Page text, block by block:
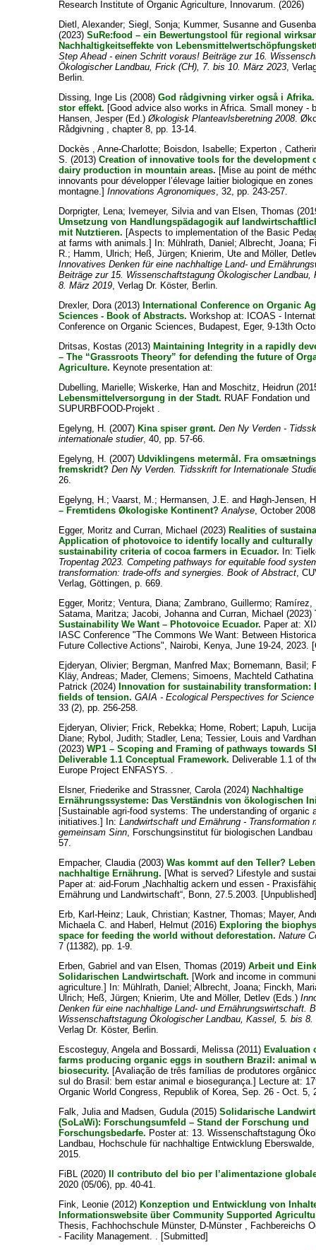
Research Institute of Organic Agriculture, Innovarum. (2026)
Dietl, Alexander;Siegl, Sonja; Kummer, Susanne and
(2023)SuRe:food – ein Bewertungstool für regional
Nachhaltigkeitseffekte von
Step Ahead - einen Schritt voraus! Beiträge zur 16.
Ökologischer Landbau, Frick (CH), 7. bis 10. März 2023,
Berlin.
Dissing, Inge Lis (2008)God rådgivning virker også i Afrika.
stor effekt. [Good advice also works in Africa. Small money -
Hansen, Jesper(Ed.)Økologisk Planteavlsberetning 2008.
Rådgivning , chapter 8, pp. 13-14.
Dockès , Anne-Charlotte; Boisdon, Isabelle; Experton ,
S. (2013)Creation of innovative tools for the development
dairy production in mountain areas. [Mise au point de
innovants pour développer l’élevage laitier biologique en
montagne.]Innovations Agronomiques, 32, pp. 243-257.
Dorprigter, Lena; Ivemeyer, Silviaandvan Elsen, Thomas
Umsetzung von Handlungspädagogik auf
mit Nutztieren. [Aspects to implementation of the Basic
at farms with animals.] In: Mühlrath, Daniel ;Albrecht, Joana;
R.; Hamm, Ulrich; Heß, Jürgen; Knierim, Ute and Möller,
Innovatives Denken für eine nachhaltige Land- und
Beiträge zur 15. Wissenschaftstagung Ökologischer Landbau,
8. März 2019, Verlag Dr. Köster, Berlin.
Drexler, Dora(2013) International Conference on Organic
Sciences - Book of Abstracts. Workshop at: ICOAS -
Conference on Organic Sciences, Budapest, Eger, 9-13th
Dritsas, Kostas (2013) Maintaining Integrity in a rapidly
– The “Grassroots Theory” for defending the future of
Agriculture. Keynote presentation at:
Dubelling, Marielle;Wiskerke, Han and Moschitz, Heidrun
Lebensmittelversorgung in der Stadt. RUAF Fondation und
SUPURBFOOD-Projekt .
Egelyng, H. (2007) Kina spiser grønt. Den Ny Verden -
internationale studier, 40, pp. 57-66.
Egelyng, H. (2007)Udviklingens metermål. Fra
fremskridt? Den Ny Verden. Tidsskrift for Internationale
26.
Egelyng, H.;Vaarst, M.; Hermansen, J.E. and Høgh-Jensen,
– Fremtidens Økologiske Kontinent? Analyse, October
Egger, Moritz andCurran, Michael (2023) Realities of
Application of photovoice to identify locally and culturally
sustainability criteria of cocoa farmers in Ecuador. In:
Tropentag 2023. Competing pathways for equitable food
transformation: trade-offs and synergies. Book of Abstract,
Verlag, Göttingen, p. 669.
Egger, Moritz;Ventura, Diana;Zambrano, Guillermo; Ramírez,
Satama, Maritza;Jacobi, JohannaandCurran, Michael (2023)
Sustainability We Want – Photovoice Ecuador. Paper at:
IASC Conference "The Commons We Want: Between
Future Collective Actions", Nairobi, Kenya, June 19-24, 2023.
Ejderyan, Olivier; Bergman, Manfred Max; Bornemann, Basil ;
Kläy, Andreas; Mader, Clemens;Simoens, Machteld Cathatina
Patrick (2024) Innovation for sustainability transformation:
fields of tension. GAIA - Ecological Perspectives for
33 (2), pp. 256-258.
Ejderyan, Olivier; Frick, Rebekka; Home, Robert; Lapuh, Lucija
Diane; Rybol, Judith;Stadler, Lena;Tessier, Louis and
(2023)WP1 – Scoping and Framing of pathways towards
Deliverable 1.1 Conceptual Framework. Deliverable 1.1 of
Europe Project ENFASYS. .
Elsner, Friederike andStrassner, Carola(2024) Nachhaltige
Ernährungssysteme: Das Verständnis von ökologischen
[Sustainable agri-food systems: The understanding of organic
initiatives.] In:Landwirtschaft und Ernährung - Transformation
gemeinsam Sinn, Forschungsinstitut für biologischen Landbau
57.
Empacher, Claudia(2003)Was kommt auf den Teller?
nachhaltige Ernährung. [What is served? Lifestyle and
Paper at: aid-Forum „Nachhaltig ackern und essen -
Ernährung und Landwirtschaft“, Bonn, 27.5.2003.
Erb, Karl-Heinz; Lauk, Christian; Kastner, Thomas; Mayer,
Michaela C. and Haberl, Helmut (2016) Exploring the
space for feeding the world without deforestation. Nature
7 (11382), pp. 1-9.
Erben, Gabriel andvan Elsen, Thomas (2019)Arbeit und
Solidarischen Landwirtschaft. [Work and income in
agriculture.] In: Mühlrath, Daniel ;Albrecht, Joana; Finckh,
Ulrich; Heß, Jürgen; Knierim, Ute and Möller, Detlev (Eds.)
Denken für eine nachhaltige Land- und Ernährungswirtschaft.
Wissenschaftstagung Ökologischer Landbau, Kassel, 5. bis 8.
Verlag Dr. Köster, Berlin.
Escosteguy, Angelaand Bossardi, Melissa(2011) Evaluation
farms producing organic eggs in southern Brazil: animal
biosecurity. [Avaliação de três famílias de produtores
sul do Brasil: bem estar animal e biosegurança.] Lecture at:
Organic World Congress, Republik of Korea, Sep. 26 - Oct. 5,
Falk, Juliaand Madsen, Gudula(2015)Solidarische
(SoLaWi): Forschungsumfeld – Stand der Forschung und
Forschungsbedarfe. Poster at: 13. Wissenschaftstagung
Landbau, Hochschule für nachhaltige Entwicklung
2015.
FiBL (2020)
Il contributo del bio per l’alimentazione
2020 (05/06), pp. 40-41.
Fink, Leonie (2012) Konzeption und Entwicklung von
Informationswebsite über Community Supported
Thesis, Fachhochschule Münster, D-Münster , Fachbereichs
- Facility Management. . [Submitted]